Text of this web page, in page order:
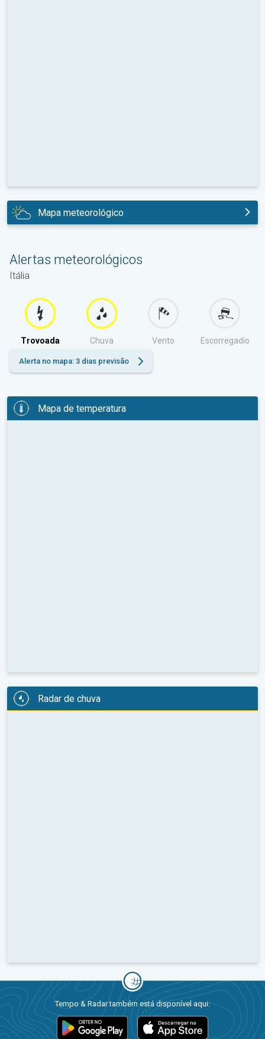
Mapa meteorológico
Alertas meteorológicos
Itália
Trovoada Chuva Vento Escorregadio
Alerta no mapa: 3 dias previsão
Mapa de temperatura
Radar de chuva
Tempo & Radar também está disponível aqui: